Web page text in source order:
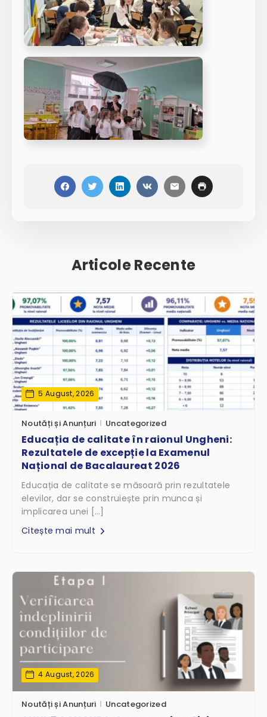
Articole Recente
5 August, 2026
Noutăți și Anunțuri Uncategorized
Educația de calitate în raionul Ungheni:
Rezultatele de excepție la Examenul
Național de Bacalaureat 2026
Educația de calitate se măsoară prin rezultatele
elevilor, dar se construiește prin munca și
implicarea unei […]
Citește mai mult
4 August, 2026
Noutăți și Anunțuri Uncategorized